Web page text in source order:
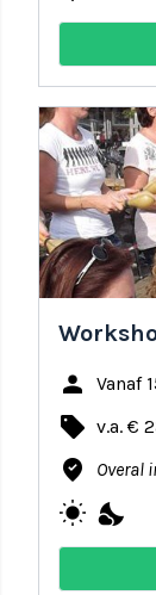
person Vanaf
local_offer v.a. €
where_to_vote Overal
wb_sunny nights_stay